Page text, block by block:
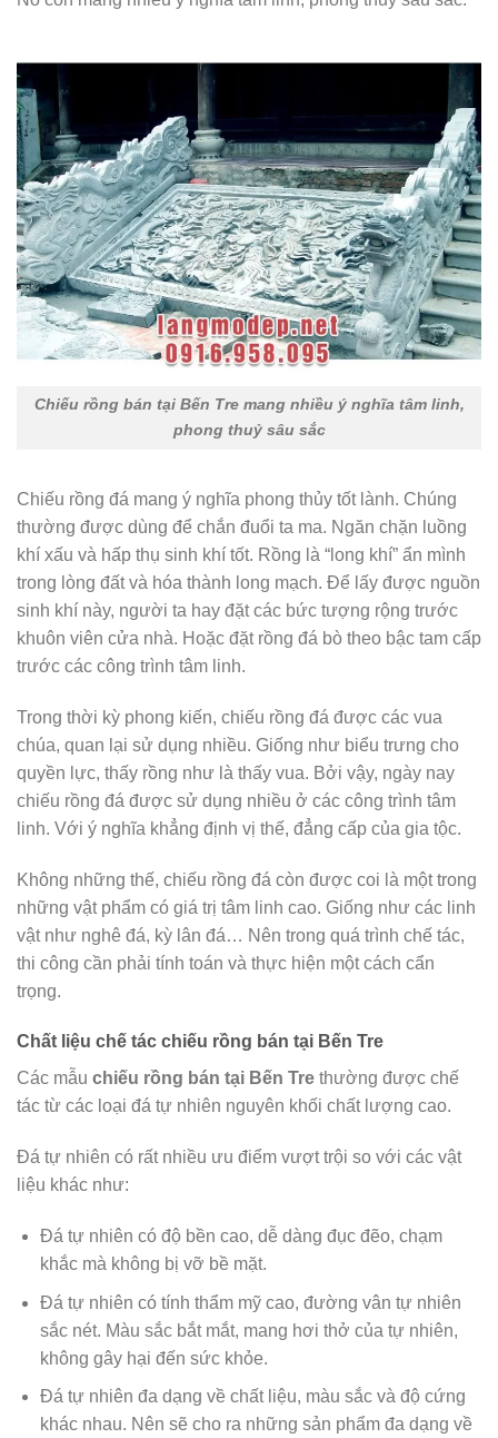
Chiếu rồng bán tại Bến Tre mang nhiều ý nghĩa tâm linh,
phong thuỷ sâu sắc
Chiếu rồng đá mang ý nghĩa phong thủy tốt lành. Chúng
thường được dùng để chắn đuổi ta ma. Ngăn chặn luồng
khí xấu và hấp thụ sinh khí tốt. Rồng là “long khí” ẩn mình
trong lòng đất và hóa thành long mạch. Để lấy được nguồn
sinh khí này, người ta hay đặt các bức tượng rộng trước
khuôn viên cửa nhà. Hoặc đặt rồng đá bò theo bậc tam cấp
trước các công trình tâm linh.
Trong thời kỳ phong kiến, chiếu rồng đá được các vua
chúa, quan lại sử dụng nhiều. Giống như biểu trưng cho
quyền lực, thấy rồng như là thấy vua. Bởi vậy, ngày nay
chiếu rồng đá được sử dụng nhiều ở các công trình tâm
linh. Với ý nghĩa khẳng định vị thế, đẳng cấp của gia tộc.
Không những thế, chiếu rồng đá còn được coi là một trong
những vật phẩm có giá trị tâm linh cao. Giống như các linh
vật như nghê đá, kỳ lân đá… Nên trong quá trình chế tác,
thi công cần phải tính toán và thực hiện một cách cẩn
trọng.
Chất liệu chế tác chiếu rồng bán tại Bến Tre
Các mẫu chiếu rồng bán tại Bến Tre thường được chế
tác từ các loại đá tự nhiên nguyên khối chất lượng cao.
Đá tự nhiên có rất nhiều ưu điểm vượt trội so với các vật
liệu khác như:
Đá tự nhiên có độ bền cao, dễ dàng đục đẽo, chạm
khắc mà không bị vỡ bề mặt.
Đá tự nhiên có tính thẩm mỹ cao, đường vân tự nhiên
sắc nét. Màu sắc bắt mắt, mang hơi thở của tự nhiên,
không gây hại đến sức khỏe.
Đá tự nhiên đa dạng về chất liệu, màu sắc và độ cứng
khác nhau. Nên sẽ cho ra những sản phẩm đa dạng về